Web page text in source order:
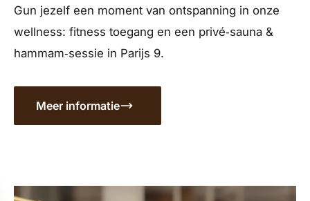
Gun jezelf een moment van ontspanning in onze
wellness: fitness toegang en een privé‑sauna &
hammam‑sessie in Parijs 9.
Meer informatie